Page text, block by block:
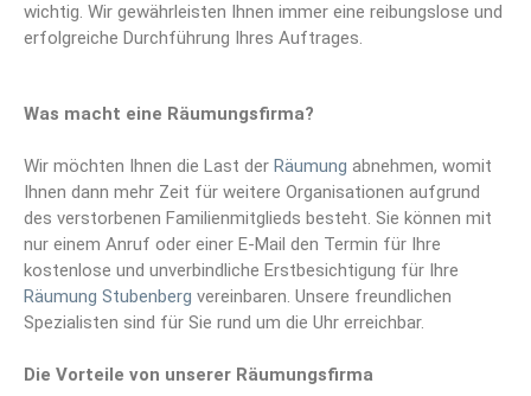
wichtig. Wir gewährleisten Ihnen immer eine reibungslose und
erfolgreiche Durchführung Ihres Auftrages.
Was macht eine Räumungsfirma?
Wir möchten Ihnen die Last der Räumung abnehmen, womit
Ihnen dann mehr Zeit für weitere Organisationen aufgrund
des verstorbenen Familienmitglieds besteht. Sie können mit
nur einem Anruf oder einer E-Mail den Termin für Ihre
kostenlose und unverbindliche Erstbesichtigung für Ihre
Räumung Stubenberg vereinbaren. Unsere freundlichen
Spezialisten sind für Sie rund um die Uhr erreichbar.
Die Vorteile von unserer Räumungsfirma